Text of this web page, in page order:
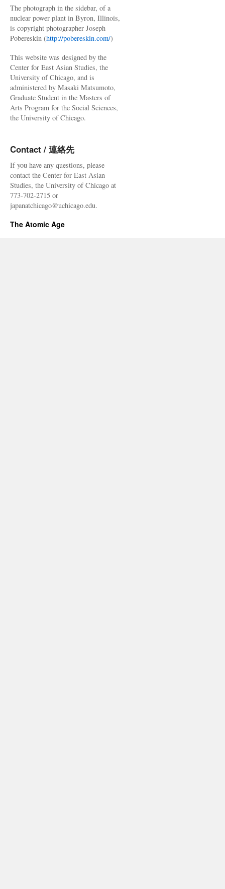
The photograph in the sidebar, of a
nuclear power plant in Byron, Illinois,
is copyright photographer Joseph
Pobereskin (http://pobereskin.com/)
This website was designed by the
Center for East Asian Studies, the
University of Chicago, and is
administered by Masaki Matsumoto,
Graduate Student in the Masters of
Arts Program for the Social Sciences,
the University of Chicago.
Contact / 連絡先
If you have any questions, please
contact the Center for East Asian
Studies, the University of Chicago at
773-702-2715 or
japanatchicago@uchicago.edu.
The Atomic Age